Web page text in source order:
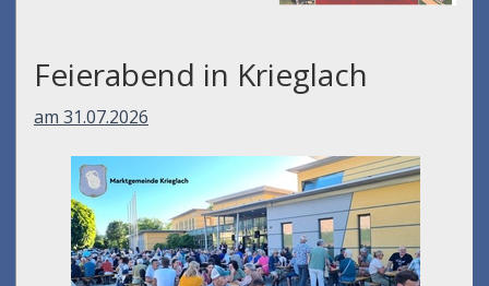
Feierabend in Krieglach
am 31.07.2026